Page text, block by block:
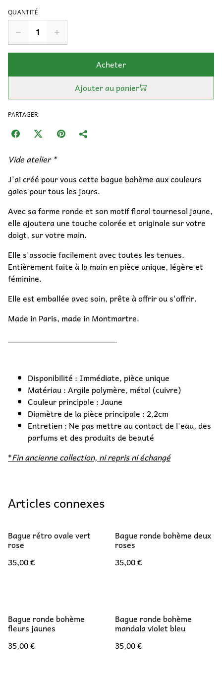
QUANTITÉ
Acheter
Ajouter au panier
PARTAGER
Vide atelier *
J'ai créé pour vous cette bague bohème aux couleurs
gaies pour tous les jours.
Avec sa forme ronde et son motif floral tournesol jaune,
elle ajoutera une touche colorée et originale sur votre
doigt, sur votre main.
Elle s'associe facilement avec toutes les tenues.
Entièrement faite à la main en pièce unique, légère et
féminine.
Elle est emballée avec soin, prête à offrir ou s'offrir.
Made in Paris, made in Montmartre.
Disponibilité : Immédiate, pièce unique
Matériau : Argile polymère, métal (cuivre)
Couleur principale : Jaune
Diamètre de la pièce principale : 2,2cm
Entretien : Ne pas mettre au contact de l'eau, des
parfums et des produits de beauté
*Fin ancienne collection, ni repris ni échangé
Articles connexes
Bague rétro ovale vert
rose
35,00 €
Bague ronde bohème deux
roses
35,00 €
Bague ronde bohème
fleurs jaunes
35,00 €
Bague ronde bohème
mandala violet bleu
35,00 €